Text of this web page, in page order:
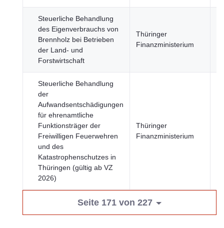
Steuerliche Behandlung
des Eigenverbrauchs von
Brennholz bei Betrieben
der Land- und
Forstwirtschaft
Thüringer
Finanzministerium
Steuerliche Behandlung
der
Aufwandsentschädigungen
für ehrenamtliche
Funktionsträger der
Freiwilligen Feuerwehren
und des
Katastrophenschutzes in
Thüringen (gültig ab VZ
2026)
Thüringer
Finanzministerium
Seite 171 von 227